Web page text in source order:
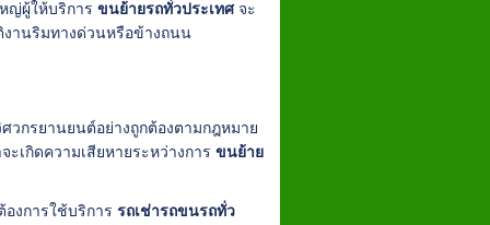
ญ่ผู้ให้บริการขนย้ายรถทั่วประเทศจะ
านริมทางด่วนหรือข้างถนน
วกรยานยนต์อย่างถูกต้องตามกฎหมาย
เกิดความเสียหายระหว่างการขนย้าย
องการใช้บริการรถเช่ารถขนรถทั่ว